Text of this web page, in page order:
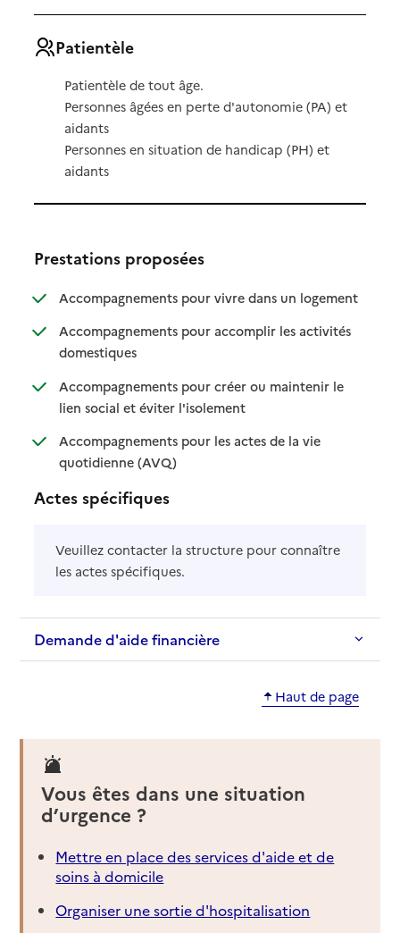
Patientèle
Patientèle de tout âge.
Personnes âgées en perte d'autonomie (PA) et
aidants
Personnes en situation de handicap (PH) et
aidants
Prestations proposées
Accompagnements pour vivre dans un logement
:
: non
Accompagnements pour accomplir les activités
domestiques: disponible
: non disponible
Accompagnements pour créer ou maintenir le
lien social et éviter l'isolement: disponible
: non disponible
Accompagnements pour les actes de la vie
quotidienne (AVQ): disponible
: non disponible
Actes spécifiques
Veuillez contacter la structure pour connaître
les actes spécifiques.
Demande d'aide financière
Haut de page
Vous êtes dans une situation
d’urgence ?
Mettre en place des services d'aide et de
soins à domicile
Organiser une sortie d'hospitalisation